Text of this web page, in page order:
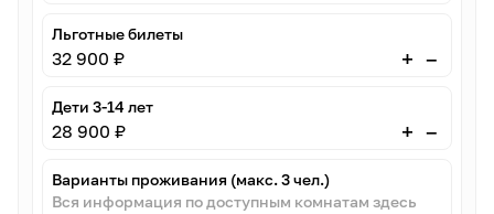
Льготные билеты
32 900 ₽ + –
Дети 3-14 лет
28 900 ₽ + –
Варианты проживания (макс. 3 чел.)
Вся информация по доступным комнатам здесь